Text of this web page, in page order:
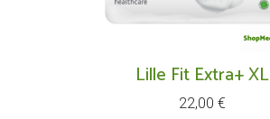
Lille Fit Extra+ XL
Prix
22,00 €